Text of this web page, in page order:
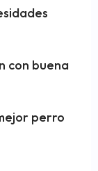
con buena
perro